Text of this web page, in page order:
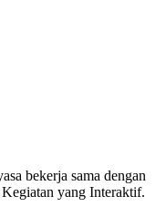
bekerja sama dengan
yang Interaktif.